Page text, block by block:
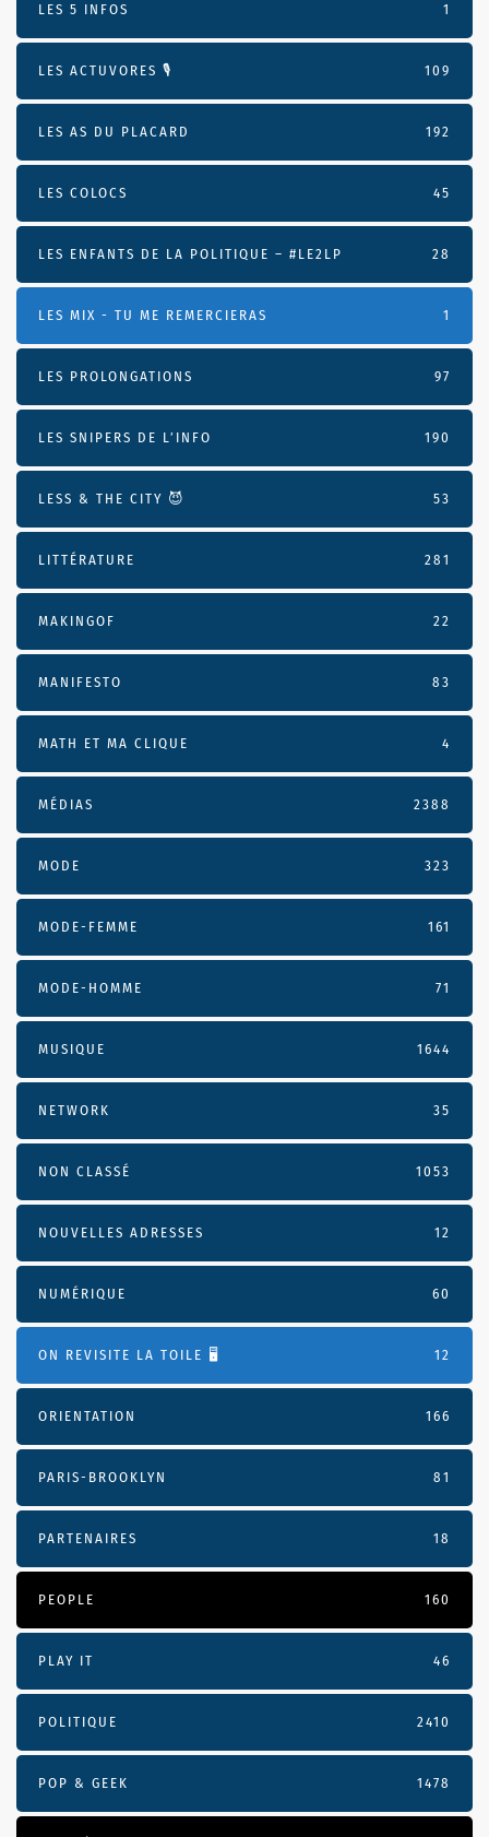
LES 5 INFOS 1
LES ACTUVORES 🎙 109
LES AS DU PLACARD 192
LES COLOCS 45
LES ENFANTS DE LA POLITIQUE – #LE2LP 28
LES MIX - TU ME REMERCIERAS 1
LES PROLONGATIONS 97
LES SNIPERS DE L’INFO 190
LESS & THE CITY 😈 53
LITTÉRATURE 281
MAKINGOF 22
MANIFESTO 83
MATH ET MA CLIQUE 4
MÉDIAS 2388
MODE 323
MODE-FEMME 161
MODE-HOMME 71
MUSIQUE 1644
NETWORK 35
NON CLASSÉ 1053
NOUVELLES ADRESSES 12
NUMÉRIQUE 60
ON REVISITE LA TOILE 🖥️ 12
ORIENTATION 166
PARIS-BROOKLYN 81
PARTENAIRES 18
PEOPLE 160
PLAY IT 46
POLITIQUE 2410
POP & GEEK 1478